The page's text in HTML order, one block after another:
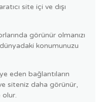
site içi ve dışı
görünür olmanızı
konumunuzu
eden bağlantıların
siteniz daha görünür,